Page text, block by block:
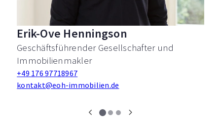
Erik-Ove Henningson
Geschäftsführender Gesellschafter und
Immobilienmakler
+49 176 97718967
kontakt@eoh-immobilien.de